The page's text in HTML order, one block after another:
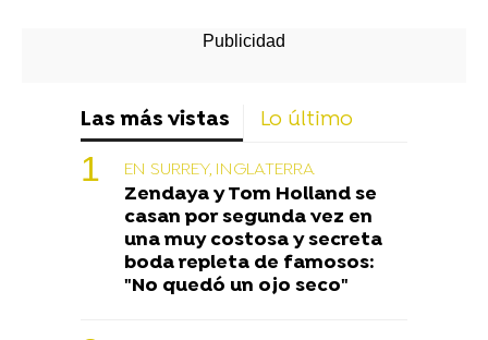
Las más vistas Lo último
EN SURREY, INGLATERRA
Zendaya y Tom Holland se
casan por segunda vez en
una muy costosa y secreta
boda repleta de famosos:
"No quedó un ojo seco"